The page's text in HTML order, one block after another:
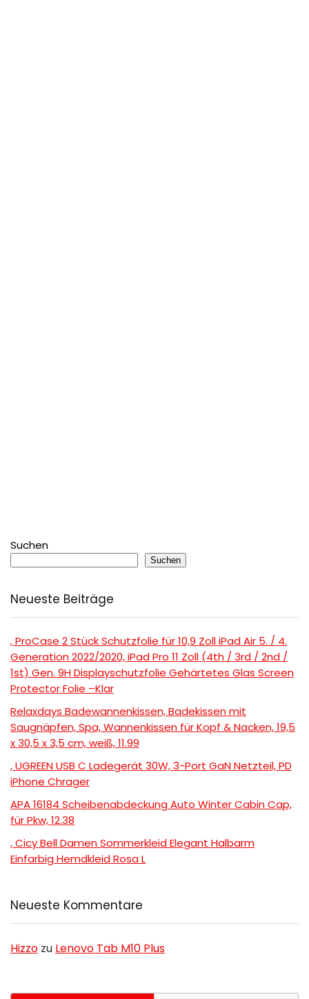
Suchen
Suchen
Neueste Beiträge
, ProCase 2 Stück Schutzfolie für 10,9 Zoll iPad Air 5. / 4.
Generation 2022/2020, iPad Pro 11 Zoll (4th / 3rd / 2nd /
1st) Gen. 9H Displayschutzfolie Gehärtetes Glas Screen
Protector Folie –Klar
Relaxdays Badewannenkissen, Badekissen mit
Saugnäpfen, Spa, Wannenkissen für Kopf & Nacken, 19,5
x 30,5 x 3,5 cm, weiß, 11.99
, UGREEN USB C Ladegerät 30W, 3-Port GaN Netzteil, PD
iPhone Chrager
APA 16184 Scheibenabdeckung Auto Winter Cabin Cap,
für Pkw, 12.38
, Cicy Bell Damen Sommerkleid Elegant Halbarm
Einfarbig Hemdkleid Rosa L
Neueste Kommentare
Hizzo zu Lenovo Tab M10 Plus